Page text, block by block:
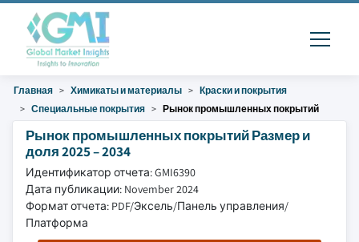
Главная Химикаты и материалы
Краски и покрытия
Специальные покрытия
Рынок промышленных покрытий
Рынок промышленных покрытий Размер и
доля 2025 – 2034
Идентификатор отчета: GMI6390
Дата публикации: November 2024
Формат отчета: PDF/Эксель/Панель управления/
Платформа